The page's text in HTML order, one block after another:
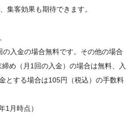
集客効果も期待できます。
入金の場合無料です。その他の場合
め（月1回の入金）の場合は無料、入
とする場合は105円（税込）の手数料
月時点）